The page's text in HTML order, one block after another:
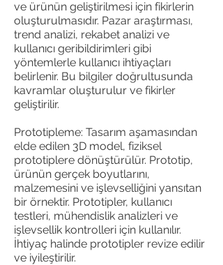
ve ürünün geliştirilmesi için fikirlerin
oluşturulmasıdır. Pazar araştırması,
trend analizi, rekabet analizi ve
kullanıcı geribildirimleri gibi
yöntemlerle kullanıcı ihtiyaçları
belirlenir. Bu bilgiler doğrultusunda
kavramlar oluşturulur ve fikirler
geliştirilir.
Prototipleme: Tasarım aşamasından
elde edilen 3D model, fiziksel
prototiplere dönüştürülür. Prototip,
ürünün gerçek boyutlarını,
malzemesini ve işlevselliğini yansıtan
bir örnektir. Prototipler, kullanıcı
testleri, mühendislik analizleri ve
işlevsellik kontrolleri için kullanılır.
İhtiyaç halinde prototipler revize edilir
ve iyileştirilir.